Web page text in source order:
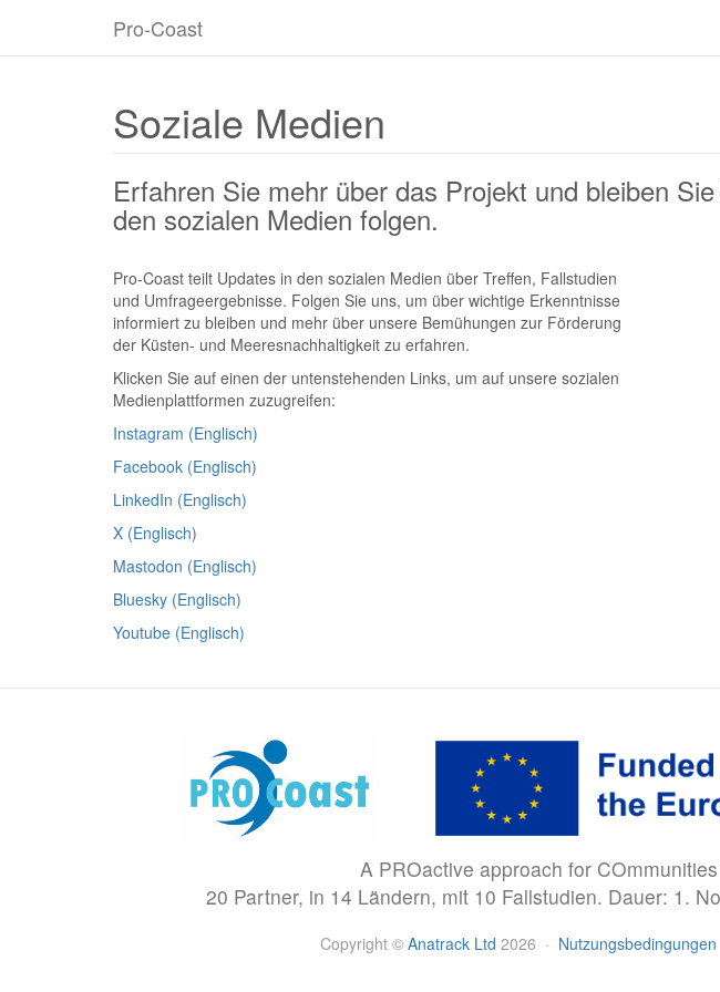
Pro-Coast
Soziale Medien
Erfahren Sie mehr über das Projekt und bleiben
den sozialen Medien folgen.
Pro-Coast teilt Updates in den sozialen Medien über Treffen, Fallstudien
und Umfrageergebnisse. Folgen Sie uns, um über wichtige Erkenntnisse
informiert zu bleiben und mehr über unsere Bemühungen zur Förderung
der Küsten- und Meeresnachhaltigkeit zu erfahren.
Klicken Sie auf einen der untenstehenden Links, um auf unsere sozialen
Medienplattformen zuzugreifen:
Instagram (Englisch)
Facebook (Englisch)
LinkedIn (Englisch)
X (Englisch)
Mastodon (Englisch)
Bluesky (Englisch)
Youtube (Englisch)
A PROactive approach for
20 Partner, in 14 Ländern, mit 10 Fallstudien. Dauer: 1.
Copyright © Anatrack Ltd 2026 · Nutzungsbedingungen